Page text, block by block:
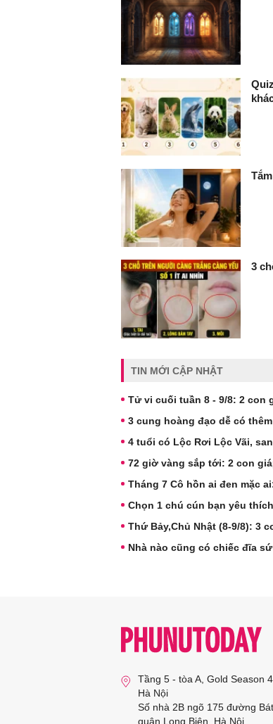
3
TIN MỚI CẬP NHẬT
Tử vi cuối tuần 8 - 9/8: 2 con
3 cung hoàng đạo dễ có
4 tuổi có Lộc Rơi Lộc Vãi,
72 giờ vàng sắp tới: 2 con
Tháng 7 Cô hồn ai đen mặc
Chọn 1 chú cún bạn yêu
Thứ Bảy,Chủ Nhật (8-9/8): 3
Nhà nào cũng có chiếc đĩa
Tầng 5 - tòa A, Gold Season
Hà Nội
Số nhà 2B ngõ 175 đường
quận Long Biên, Hà Nội